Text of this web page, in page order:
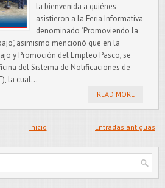
la bienvenida a quiénes
asistieron a la Feria Informativa
denominado "Promoviendo la
asimismo mencionó que en la
y Promoción del Empleo Pasco, se
del Sistema de Notificaciones de
la cual...
READ MORE
Entradas antiguas
Inicio